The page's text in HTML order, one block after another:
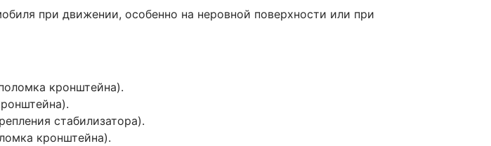
при движении, особенно на неровной поверхности или при
кронштейна).
стабилизатора).
кронштейна).